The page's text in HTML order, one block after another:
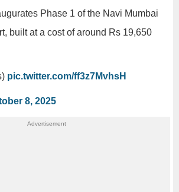
Phase 1 of the Navi Mumbai
built at a cost of around Rs 19,650
pic.twitter.com/ff3z7MvhsH
8, 2025